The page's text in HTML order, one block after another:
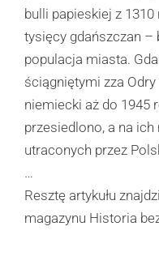
bulli papieskiej z
tysięcy gdańszczan –
populacja miasta.
ściągniętymi zza
niemiecki aż do 1945
przesiedlono, a na
utraconych przez
…
Resztę artykułu
magazynu Historia